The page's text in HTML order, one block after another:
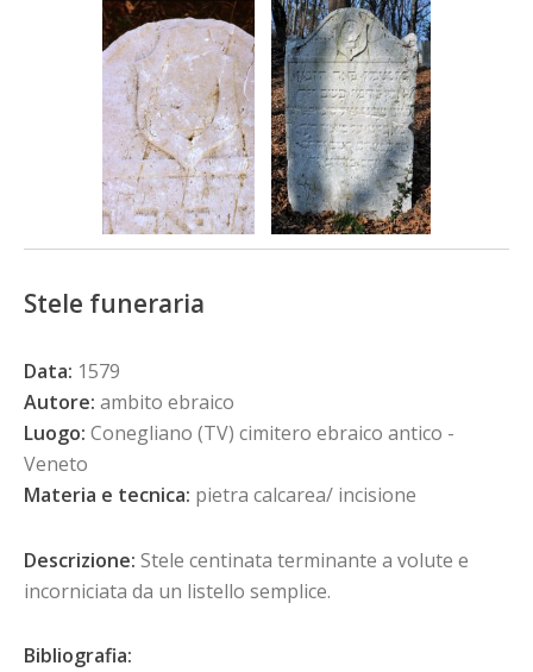
Stele funeraria
Data: 1579
Autore: ambito ebraico
Luogo: Conegliano (TV) cimitero ebraico antico -
Veneto
Materia e tecnica: pietra calcarea/ incisione
Descrizione: Stele centinata terminante a volute e
incorniciata da un listello semplice.
Bibliografia: